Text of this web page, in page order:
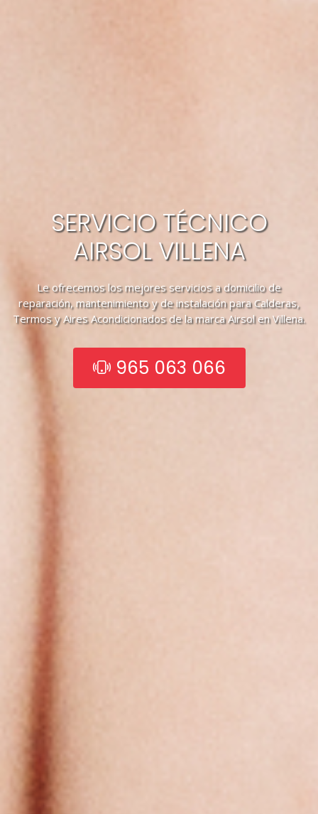
SERVICIO TÉCNICO
AIRSOL VILLENA
Le ofrecemos los mejores servicios a domicilio de
reparación, mantenimiento y de instalación para Calderas,
Termos y Aires Acondicionados de la marca Airsol en Villena.
965 063 066